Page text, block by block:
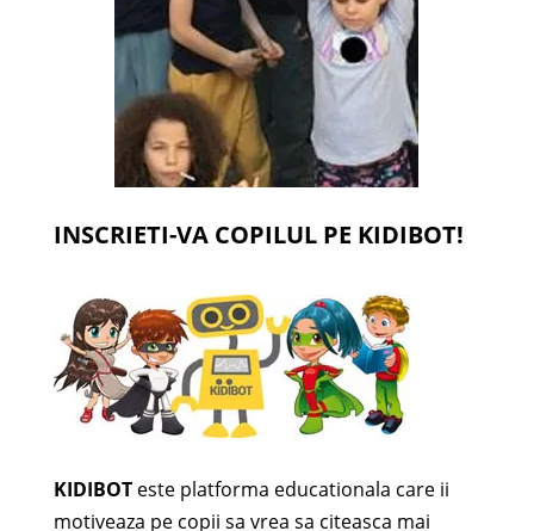
INSCRIETI-VA COPILUL PE KIDIBOT!
KIDIBOTeste platforma educationala care ii
motiveaza pe copii sa vrea sa citeasca mai